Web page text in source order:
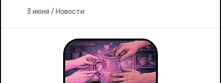
3 июня / Новости